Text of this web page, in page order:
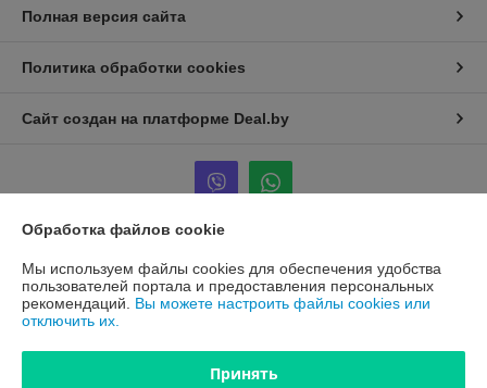
Полная версия сайта
Политика обработки cookies
Сайт создан на платформе Deal.by
Информация для покупателя
Юридическое лицо:ООО "ПроАква"
г.Минск ул.Городецкая 44, пом.155А
Регистрационный номер ЕГР: 193648128
Обработка файлов cookie
Мы используем файлы cookies для обеспечения удобства
пользователей портала и предоставления персональных
рекомендаций. Вы можете настроить файлы cookies или
отключить их.
Принять